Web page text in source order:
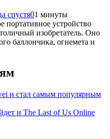
спустя01 минуты
портативное устройство
изобретатель. Оно
баллончика, огнемета и
и стал самым популярным
и The Last of Us Online